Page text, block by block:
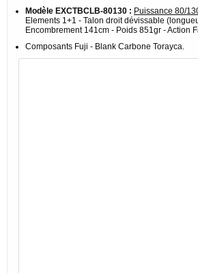
Modèle EXCTBCLB-80130 : Puissance 80/
Elements 1+1 - Talon droit dévissable
Encombrement 141cm - Poids 851gr - Action
Composants Fuji - Blank Carbone Torayca.